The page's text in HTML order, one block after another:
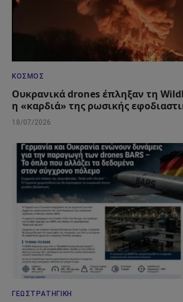
ΚΌΣΜΟΣ
Ουκρανικά drones έπληξαν τη
η «καρδιά» της ρωσικής
18/07/2026
ΓΕΩΣΤΡΑΤΗΓΙΚΉ